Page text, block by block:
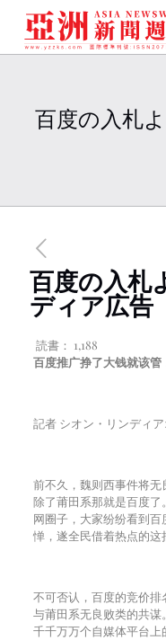
百度の入札
百度の入札
ディア広告
読書： 1,188
百度推广挣了大钱就该管
記者 シオン・リンディア
前不久，魏则西事件将
除了莆田系那就是百度
网圈子，大家纷纷看到
惮，遂全民借着热点的这
不可否认，百度的竞价
与莆田系无良败类的共
千千万万个自媒体平台上